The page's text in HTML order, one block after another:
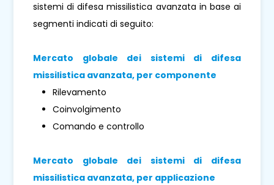
sistemi di difesa missilistica avanzata in base ai
segmenti indicati di seguito:
Mercato globale dei sistemi di difesa
missilistica avanzata, per componente
Rilevamento
Coinvolgimento
Comando e controllo
Mercato globale dei sistemi di difesa
missilistica avanzata, per applicazione